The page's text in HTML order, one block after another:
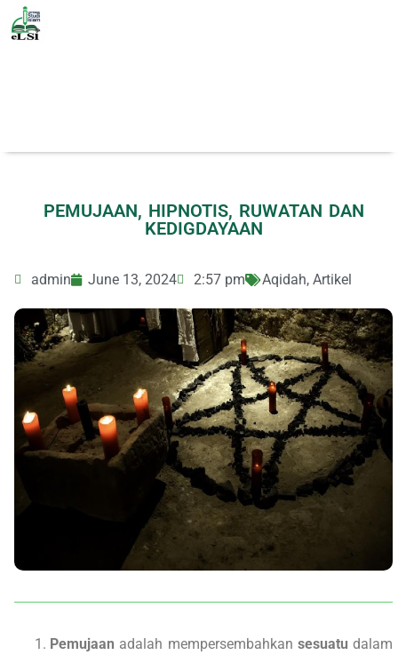
PEMUJAAN, HIPNOTIS, RUWATAN DAN
KEDIGDAYAAN
admin June 13, 2024 2:57 pm Aqidah, Artikel
Pemujaan adalah mempersembahkan sesuatu dalam